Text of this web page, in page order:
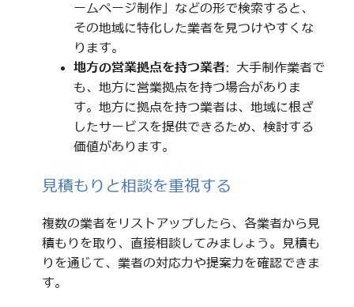
ームページ制作」などの形で検索すると、
その地域に特化した業者を見つけやすくな
ります。
地方の営業拠点を持つ業者: 大手制作業者で
も、地方に営業拠点を持つ場合がありま
す。地方に拠点を持つ業者は、地域に根ざ
したサービスを提供できるため、検討する
価値があります。
見積もりと相談を重視する
複数の業者をリストアップしたら、各業者から見
積もりを取り、直接相談してみましょう。見積も
りを通じて、業者の対応力や提案力を確認できま
す。